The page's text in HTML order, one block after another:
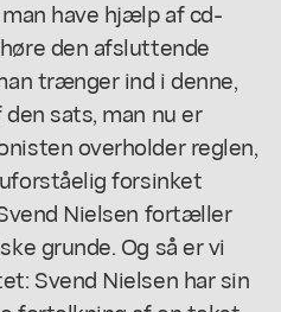
have hjælp af cd-
den afsluttende
trænger ind i denne,
sats, man nu er
overholder reglen,
forsinket
Nielsen fortæller
grunde. Og så er vi
Svend Nielsen har sin